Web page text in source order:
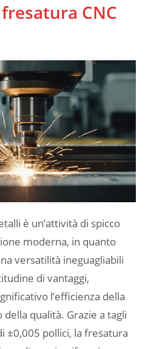
CNC
è un’attività di spicco
moderna, in quanto
versatilità ineguagliabili
di vantaggi,
l’efficienza della
qualità. Grazie a tagli
±0,005 pollici, la fresatura